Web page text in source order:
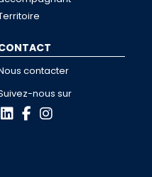
contacter
nous sur